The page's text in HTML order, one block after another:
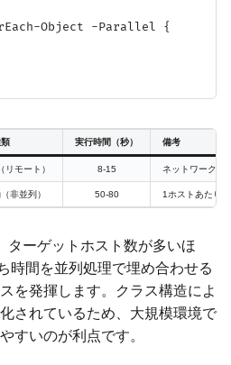
Object -Parallel {
実行時間（秒） 備考
リモート） 8-15 ネットワークレ
非並列） 50-80 1ホストあたり
ターゲットホスト数が多いほ
時間を並列処理で埋め合わせる
を発揮します。クラス構造によ
されているため、大規模環境で
すいのが利点です。